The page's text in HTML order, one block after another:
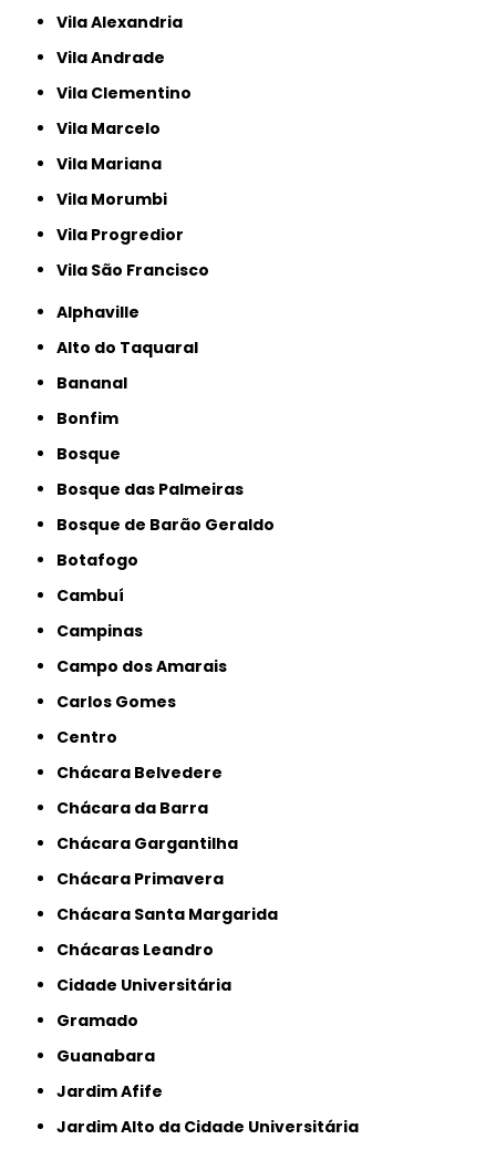
Vila Alexandria
Vila Andrade
Vila Clementino
Vila Marcelo
Vila Mariana
Vila Morumbi
Vila Progredior
Vila São Francisco
Alphaville
Alto do Taquaral
Bananal
Bonfim
Bosque
Bosque das Palmeiras
Bosque de Barão Geraldo
Botafogo
Cambuí
Campinas
Campo dos Amarais
Carlos Gomes
Centro
Chácara Belvedere
Chácara da Barra
Chácara Gargantilha
Chácara Primavera
Chácara Santa Margarida
Chácaras Leandro
Cidade Universitária
Gramado
Guanabara
Jardim Afife
Jardim Alto da Cidade Universitária